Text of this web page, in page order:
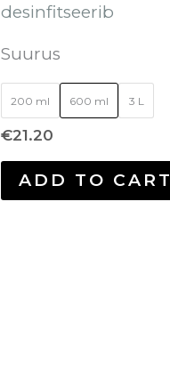
desinfitseerib
Suurus
200 ml 600 ml 3 L
€21.20
ADD TO CART